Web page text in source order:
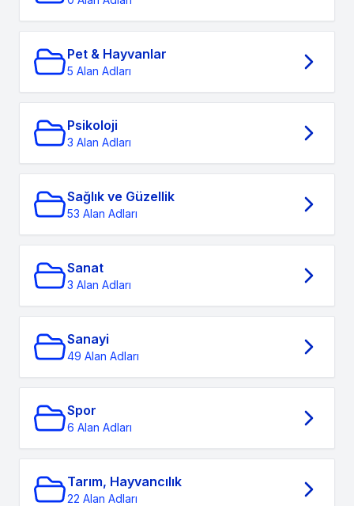
Pet & Hayvanlar
5 Alan Adları
Psikoloji
3 Alan Adları
Sağlık ve Güzellik
53 Alan Adları
Sanat
3 Alan Adları
Sanayi
49 Alan Adları
Spor
6 Alan Adları
Tarım, Hayvancılık
22 Alan Adları